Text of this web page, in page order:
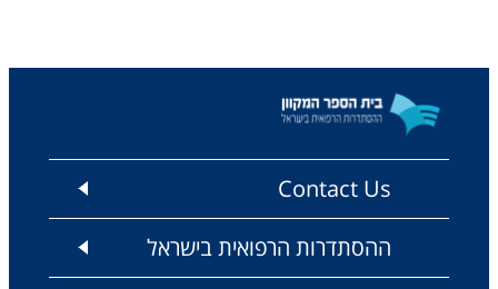
Contact Us
ההסתדרות הרפואית בישראל